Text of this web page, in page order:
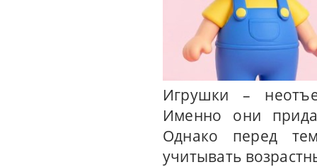
Игрушки –
Именно они
Однако перед
учитывать